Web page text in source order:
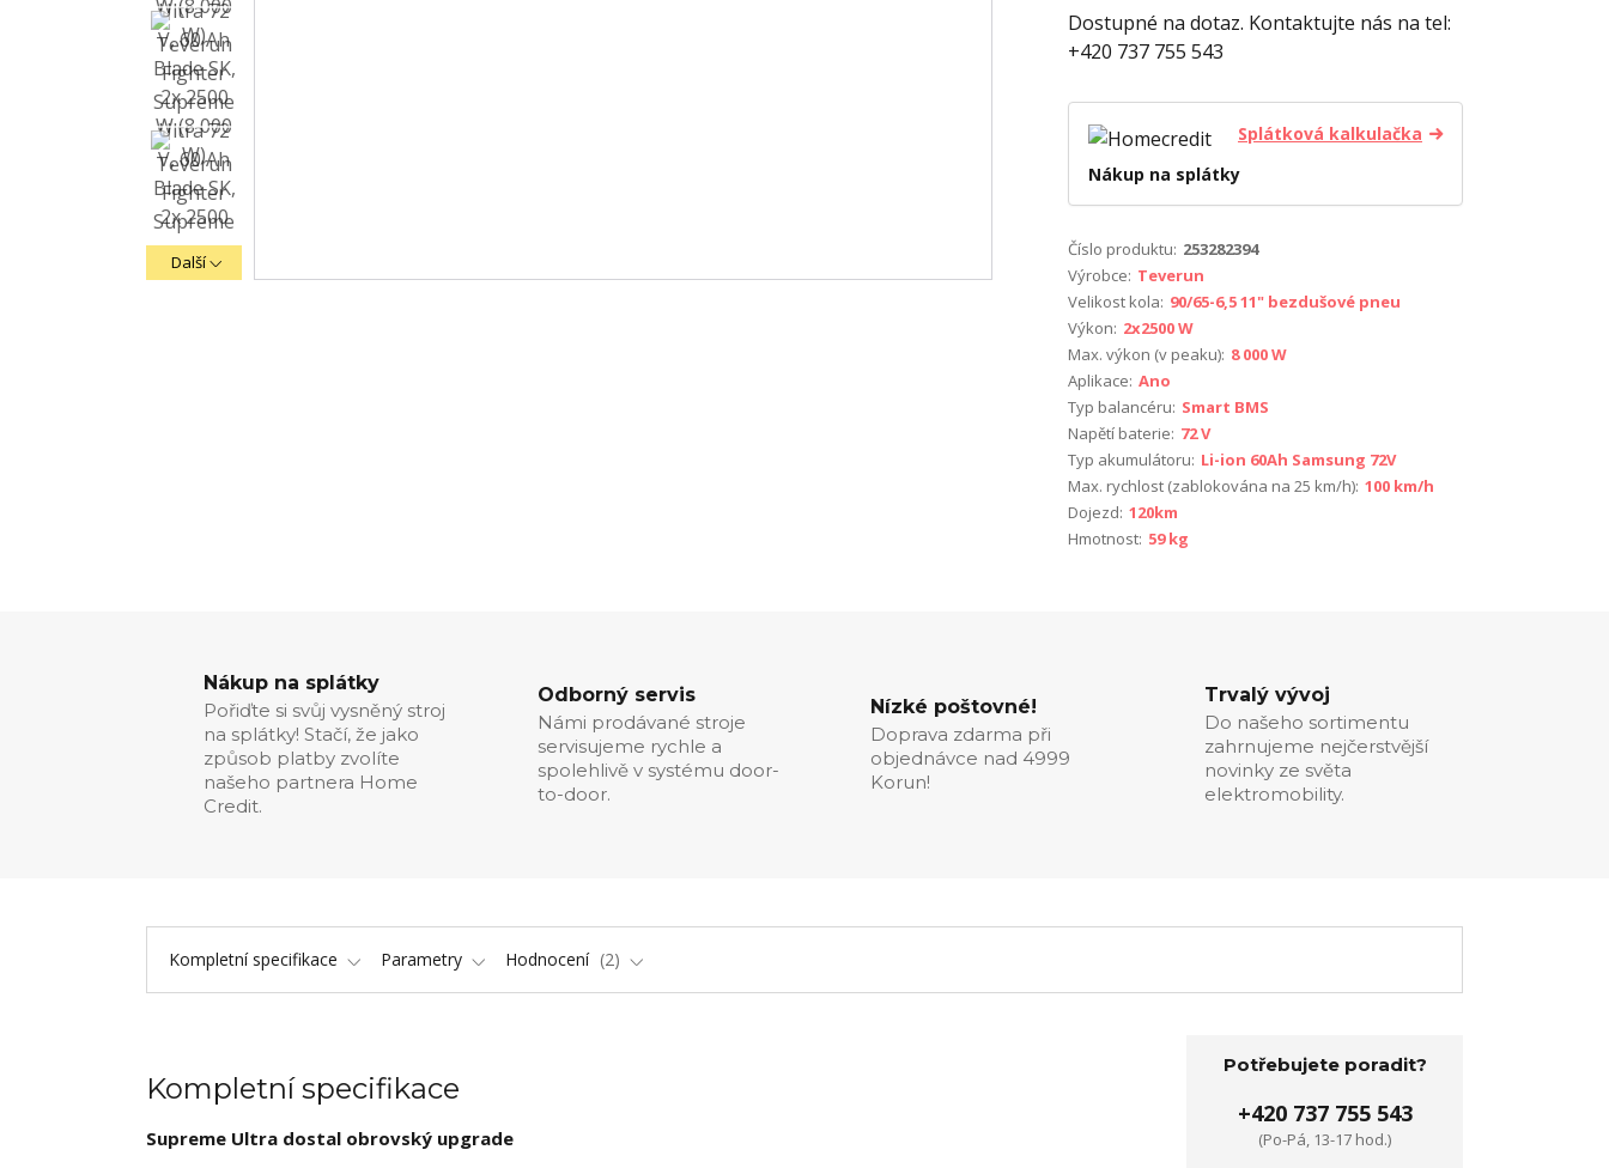
Další
Dostupné na dotaz. Kontaktujte nás na tel:
+420 737 755 543
Splátková kalkulačka
Nákup na splátky
Číslo produktu: 253282394
Výrobce: Teverun
Velikost kola: 90/65-6,5 11" bezdušové pneu
Výkon: 2x2500 W
Max. výkon (v peaku): 8 000 W
Aplikace: Ano
Typ balancéru: Smart BMS
Napětí baterie: 72 V
Typ akumulátoru: Li-ion 60Ah Samsung 72V
Max. rychlost (zablokována na 25 km/h): 100 km/h
Dojezd: 120km
Hmotnost: 59 kg
Nákup na splátky
Pořiďte si svůj vysněný stroj
na splátky! Stačí, že jako
způsob platby zvolíte
našeho partnera Home
Credit.
Odborný servis
Námi prodávané stroje
servisujeme rychle a
spolehlivě v systému door-
to-door.
Nízké poštovné!
Doprava zdarma při
objednávce nad 4999
Korun!
Trvalý vývoj
Do našeho sortimentu
zahrnujeme nejčerstvější
novinky ze světa
elektromobility.
Kompletní specifikace Parametry Hodnocení 2
Kompletní specifikace
Supreme Ultra dostal obrovský upgrade
Potřebujete poradit?
+420 737 755 543
(Po-Pá, 13-17 hod.)